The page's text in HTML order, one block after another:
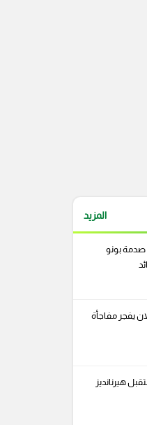
المزيد
صدمة بونو
يفجر مفاجأة
هيرنانديز